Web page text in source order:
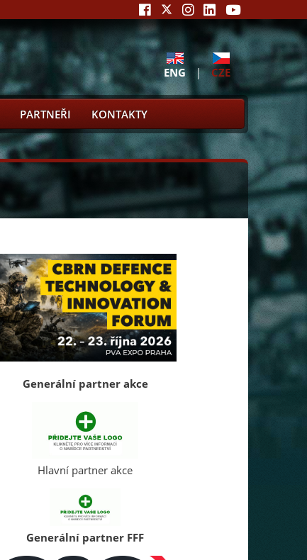
ENG | CZE
PARTNEŘI KONTAKTY
Generální partner akce
Hlavní partner akce
Generální partner FFF